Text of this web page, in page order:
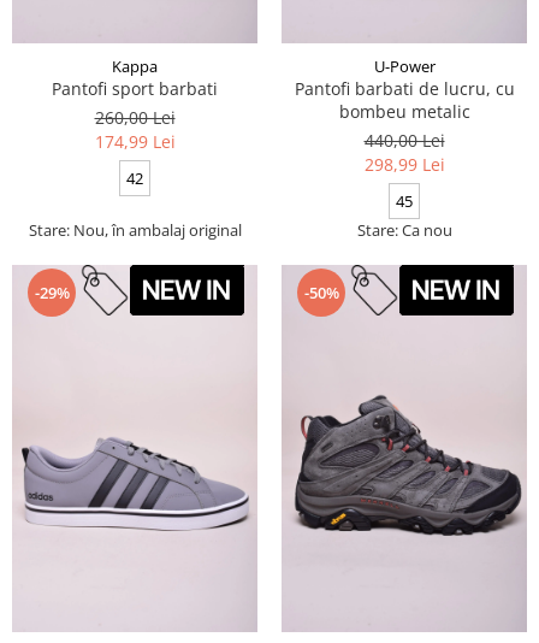
Kappa
Pantofi sport barbati
260,00 Lei
174,99 Lei
42
Stare: Nou, în ambalaj original
U-Power
Pantofi barbati de lucru, cu
bombeu metalic
440,00 Lei
298,99 Lei
45
Stare: Ca nou
-29% -50%